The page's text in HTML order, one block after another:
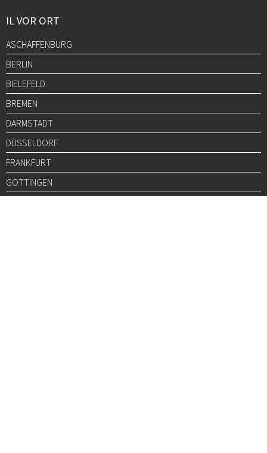
IL VOR ORT
ASCHAFFENBURG
BERLIN
BIELEFELD
BREMEN
DARMSTADT
DÜSSELDORF
FRANKFURT
GÖTTINGEN